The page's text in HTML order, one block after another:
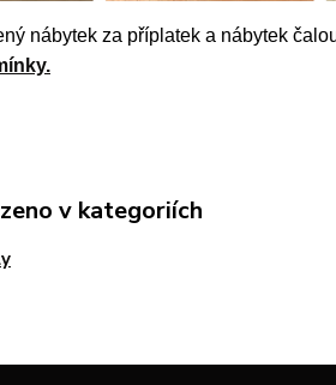
nábytek za příplatek a nábytek
v kategoriích